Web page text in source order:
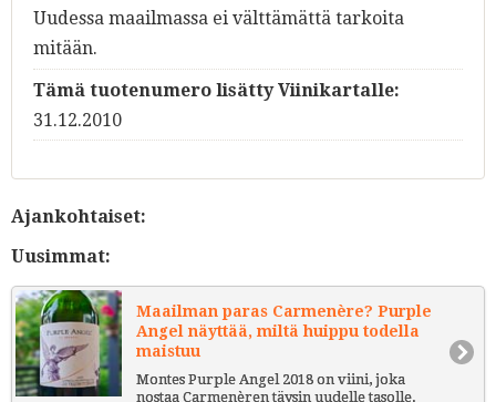
Uudessa maailmassa ei välttämättä tarkoita
mitään.
Tämä tuotenumero lisätty Viinikartalle:
31.12.2010
Ajankohtaiset:
Uusimmat:
Maailman paras Carmenère? Purple
Angel näyttää, miltä huippu todella
maistuu
Montes Purple Angel 2018 on viini, joka
nostaa Carmenèren täysin uudelle tasolle.